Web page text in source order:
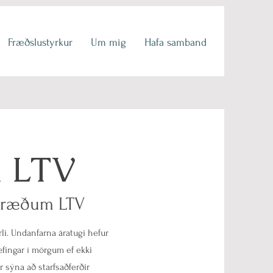
Fræðslustyrkur Um mig Hafa samband
LTV
LTV
Undanfarna áratugi hefur
í mörgum ef ekki
að starfsaðferðir